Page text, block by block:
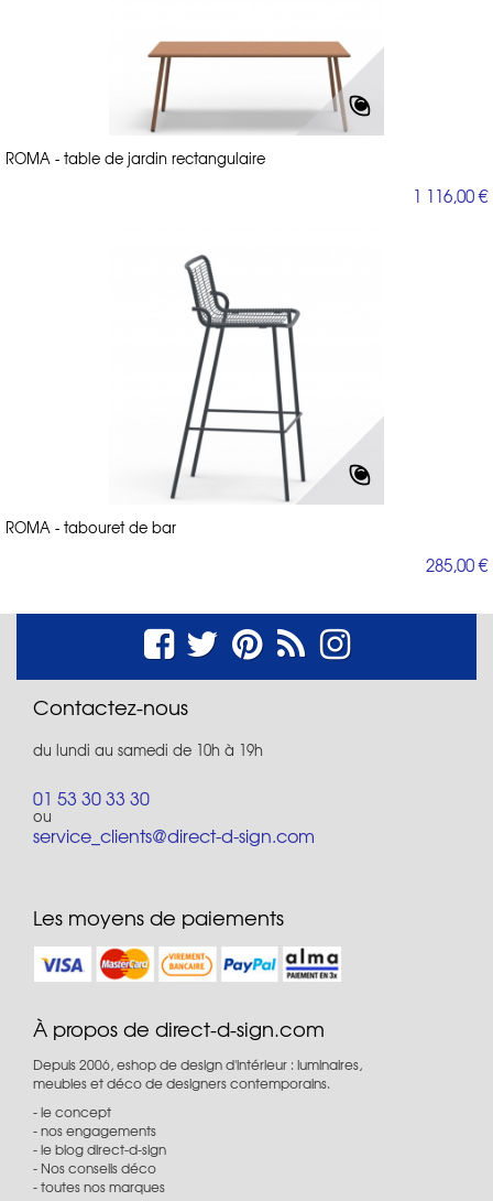
ROMA - table de jardin rectangulaire
1 116,00 €
ROMA - tabouret de bar
285,00 €
Contactez-nous
du lundi au samedi de 10h à 19h
01 53 30 33 30
ou
service_clients@direct-d-sign.com
Les moyens de paiements
À propos de direct-d-sign.com
Depuis 2006, eshop de design d'intérieur : luminaires,
meubles et déco de designers contemporains.
le concept
nos engagements
le blog direct-d-sign
Nos conseils déco
toutes nos marques